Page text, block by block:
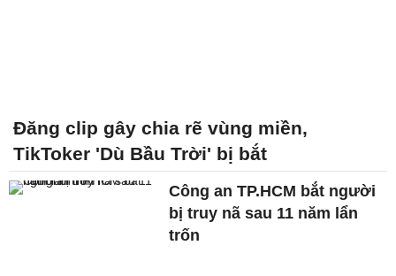
Đăng clip gây chia rẽ vùng miền,
TikToker 'Dù Bầu Trời' bị bắt
Công an TP.HCM bắt người
bị truy nã sau 11 năm lẩn
trốn